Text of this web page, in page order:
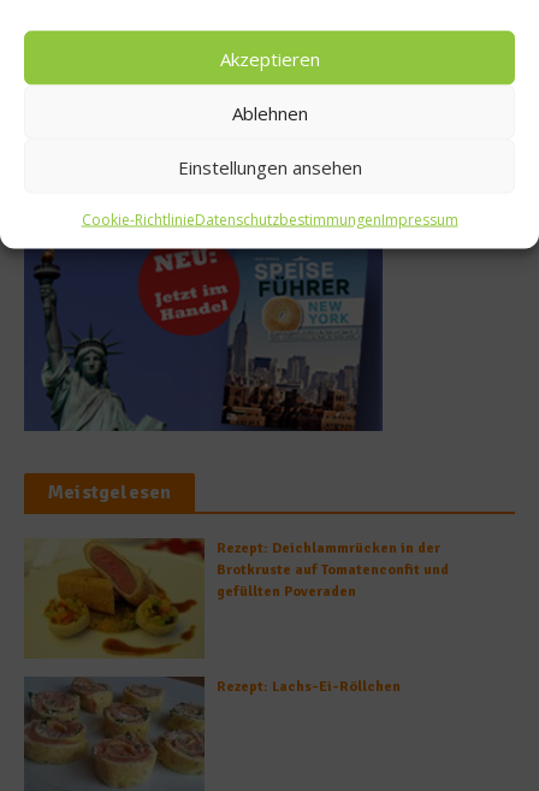
Akzeptieren
Ablehnen
Einstellungen ansehen
Cookie-RichtlinieDatenschutzbestimmungenImpressum
MAUI eröffnet neue
50 Best Discovery präsentiert
17. Juli 2026
Meistgelesen
Rezept: Deichlammrücken in der
Brotkruste auf Tomatenconfit und
gefüllten Poveraden
Rezept: Lachs-Ei-Röllchen